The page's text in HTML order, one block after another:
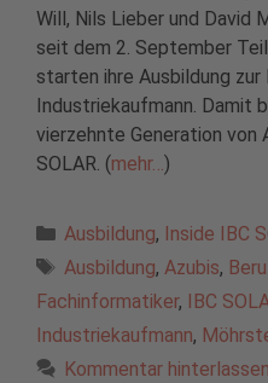
Will, Nils Lieber und David
seit dem 2. September
starten ihre Ausbildung
Industriekaufmann. Damit
vierzehnte Generation von
SOLAR. (mehr…)
Kategorien
Ausbildung, Inside IBC
Schlagwörter
Ausbildung, Azubis,
Fachinformatiker, IBC
Industriekaufmann,
Kommentar hinterlassen